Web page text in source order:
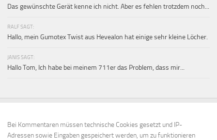
Das gewünschte Gerät kenne ich nicht. Aber es fehlen trotzdem noch...
RALF SAGT:
Hallo, mein Gumotex Twist aus Hevealon hat einige sehr kleine Löcher.
JANIS SAGT:
Hallo Tom, Ich habe bei meinem 711er das Problem, dass mir...
Bei Kommentaren müssen technische Cookies gesetzt und IP-
Adressen sowie Eingaben gespeichert werden, um zu funktionieren